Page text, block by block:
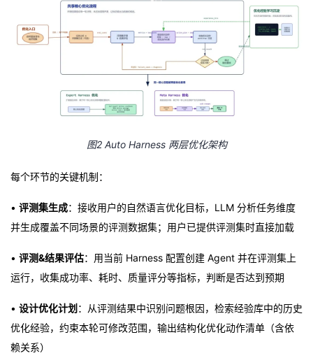
图2 Auto Harness 两层优化架构
每个环节的关键机制：
• 评测集生成：接收用户的自然语言优化目标，LLM 分析任务维度
并生成覆盖不同场景的评测数据集；用户已提供评测集时直接加载
• 评测&结果评估：用当前 Harness 配置创建 Agent 并在评测集上
运行，收集成功率、耗时、质量评分等指标，判断是否达到预期
• 设计优化计划 ：从评测结果中识别问题根因，检索经验库中的历史
优化经验，约束本轮可修改范围，输出结构化优化动作清单（含依
赖关系）